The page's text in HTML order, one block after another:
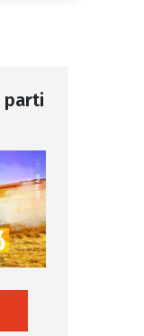
parti